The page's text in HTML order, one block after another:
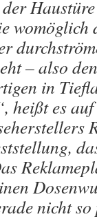
womöglich
– also
in
heißt es
nicht